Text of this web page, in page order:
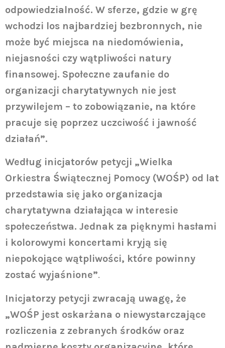
odpowiedzialność. W sferze, gdzie w grę
wchodzi los najbardziej bezbronnych, nie
może być miejsca na niedomówienia,
niejasności czy wątpliwości natury
finansowej. Społeczne zaufanie do
organizacji charytatywnych nie jest
przywilejem – to zobowiązanie, na które
pracuje się poprzez uczciwość i jawność
działań”.
Według inicjatorów petycji „Wielka
Orkiestra Świątecznej Pomocy (WOŚP) od lat
przedstawia się jako organizacja
charytatywna działająca w interesie
społeczeństwa. Jednak za pięknymi hasłami
i kolorowymi koncertami kryją się
niepokojące wątpliwości, które powinny
zostać wyjaśnione”.
Inicjatorzy petycji zwracają uwagę, że
„WOŚP jest oskarżana o niewystarczające
rozliczenia z zebranych środków oraz